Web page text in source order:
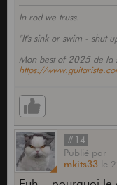
In rod we truss.
"It's sink or swim - shut
Mon best of 2025 de la
https://
#14
Publié par
mkits33 le